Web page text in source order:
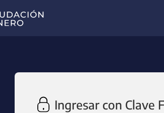
Ingresar con Clave